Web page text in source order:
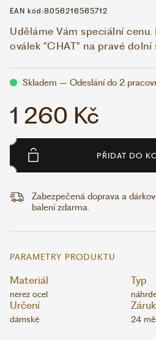
EAN kód:8056216565712
Uděláme Vám speciální
oválek "CHAT" na pravé dolní
Skladem – Odeslání do 2
1 260 Kč
PŘIDAT DO
Zabezpečená doprava a
balení zdarma.
PARAMETRY PRODUKTU
Materiál
nerez ocel
Typ
Určení
dámské 24